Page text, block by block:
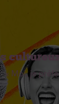
« Moi, je